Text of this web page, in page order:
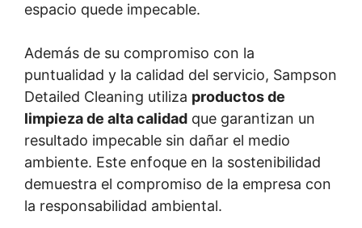
espacio quede impecable.
Además de su compromiso con la
puntualidad y la calidad del servicio, Sampson
Detailed Cleaning utiliza productos de
limpieza de alta calidad que garantizan un
resultado impecable sin dañar el medio
ambiente. Este enfoque en la sostenibilidad
demuestra el compromiso de la empresa con
la responsabilidad ambiental.